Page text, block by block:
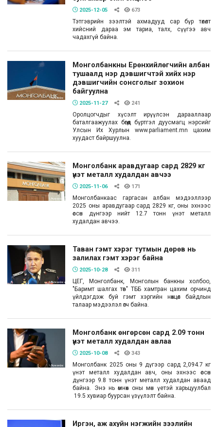
2025-12-05 673
Тэтгэврийн зээлтэй ахмадууд сар бүр төлөлт
хийсний дараа эм тариа, талх, сүүгээ авч
чадахгүй байна.
Монголбанкны Ерөнхийлөгчийн албан
тушаалд нэр дэвшигчтэй хийх нэр
дэвшигчийн сонсголыг зохион
байгуулна
2025-11-27 241
Оролцогчдыг хүсэлт ирүүлсэн дарааллаар
баталгаажуулах бөгөөд бүртгэл дуусмагц нэрсийг
Улсын Их Хурлын www.parliament.mn цахим
хуудаст байршуулна.
Монголбанк аравдугаар сард 2829 кг
үнэт металл худалдан авчээ
2025-11-06 171
Монголбанкаас гаргасан албан мэдээллээр
2025 оны аравдугаар сард 2829 кг, оны эхнээс
өссөн дүнгээр нийт 12.7 тонн үнэт металл
худалдан авчээ.
Таван гэмт хэрэг тутмын дөрөв нь
залилах гэмт хэрэг байна
2025-10-28 311
ЦЕГ, Монголбанк, Монголын банкны холбоо,
"Баримт шалгах төв" ТББ хамтран цахим орчинд
үйлдэгдэж буй гэмт хэргийн нөхцөл байдлын
талаар мэдээлэл өгч байна.
Монголбанк өнгөрсөн сард 2.09 тонн
үнэт металл худалдан авлаа
2025-10-08 343
Монголбанк 2025 оны 9 дүгээр сард 2,094.7 кг
үнэт металл худалдан авч, оны эхнээс өссөн
дүнгээр 9.8 тонн үнэт металл худалдан аваад
байна. Энэ нь өмнөх оны мөн үетэй харьцуулбал
19.5 хувиар буурсан үзүүлэлт байна.
Иргэн, аж ахуйн нэгжийн зээлийн